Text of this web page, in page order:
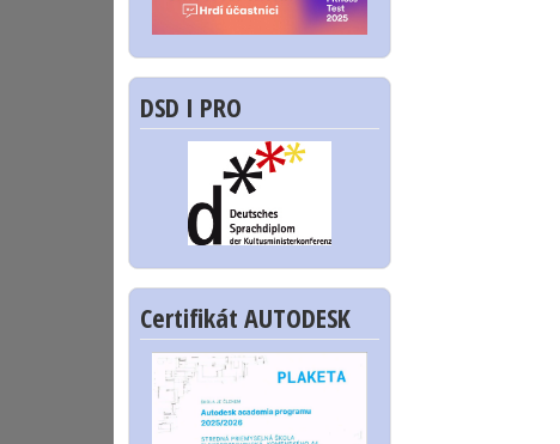
DSD I PRO
Certifikát AUTODESK